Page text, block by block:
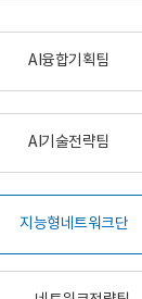
AI융합기획팀
AI기술전략팀
지능형네트워크단